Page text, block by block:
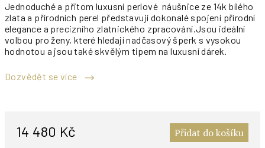
Jednoduché a přitom luxusní perlové náušnice ze 14k bílého
zlata a přírodních perel představují dokonalé spojení přírodní
elegance a precizního zlatnického zpracování.Jsou ideální
volbou pro ženy, které hledají nadčasový šperk s vysokou
hodnotou a jsou také skvělým tipem na luxusní dárek.
Dozvědět se více
14 480 Kč Přidat do košíku